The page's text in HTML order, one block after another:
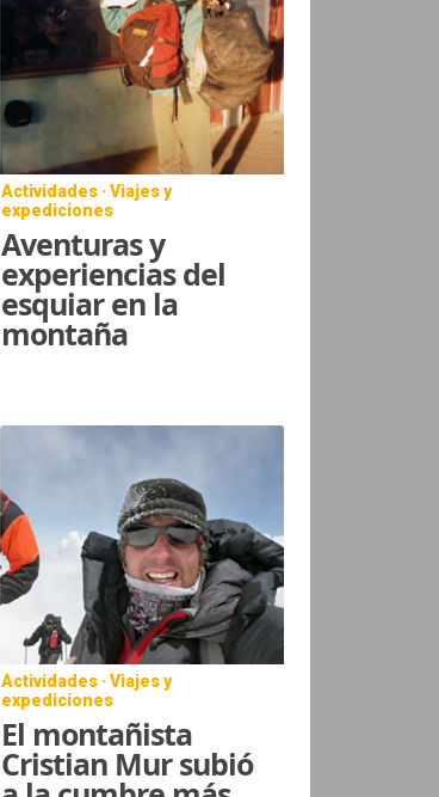
Actividades · Viajes y
expediciones
Aventuras y
experiencias del
esquiar en la
montaña
Actividades · Viajes y
expediciones
El montañista
Cristian Mur subió